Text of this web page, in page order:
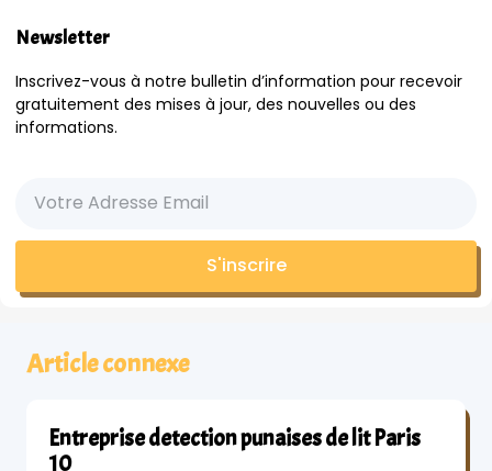
Newsletter
Inscrivez-vous à notre bulletin d’information pour recevoir
gratuitement des mises à jour, des nouvelles ou des
informations.
S'inscrire
Article connexe
Entreprise detection punaises de lit Paris
10